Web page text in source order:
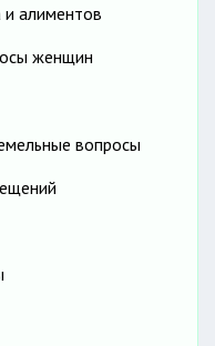
алиментов
женщин
вопросы